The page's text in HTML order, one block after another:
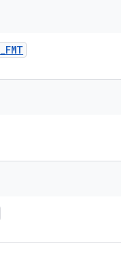
_FMT